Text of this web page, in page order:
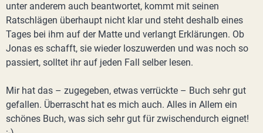
unter anderem auch beantwortet, kommt mit seinen
Ratschlägen überhaupt nicht klar und steht deshalb eines
Tages bei ihm auf der Matte und verlangt Erklärungen. Ob
Jonas es schafft, sie wieder loszuwerden und was noch so
passiert, solltet ihr auf jeden Fall selber lesen.
Mir hat das – zugegeben, etwas verrückte – Buch sehr gut
gefallen. Überrascht hat es mich auch. Alles in Allem ein
schönes Buch, was sich sehr gut für zwischendurch eignet!